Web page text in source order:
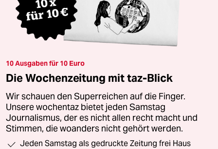
10 Ausgaben für 10 Euro
Die Wochenzeitung mit taz-Blick
Wir schauen den Superreichen auf die Finger.
Unsere wochentaz bietet jeden Samstag
Journalismus, der es nicht allen recht macht und
Stimmen, die woanders nicht gehört werden.
Jeden Samstag als gedruckte Zeitung frei Haus